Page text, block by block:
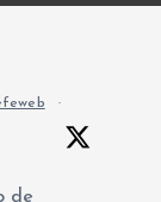
·
de